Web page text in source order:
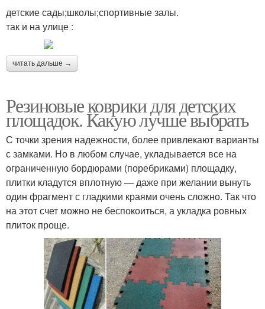
детские сады;школы;спортивные залы.
так и на улице :
читать дальше →
Резиновые коврики для детских
площадок. Какую лучше выбрать
С точки зрения надежности, более привлекают варианты
с замками. Но в любом случае, укладывается все на
ограниченную бордюрами (поребриками) площадку,
плитки кладутся вплотную — даже при желании вынуть
один фрагмент с гладкими краями очень сложно. Так что
на этот счет можно не беспокоиться, а укладка ровных
плиток проще.